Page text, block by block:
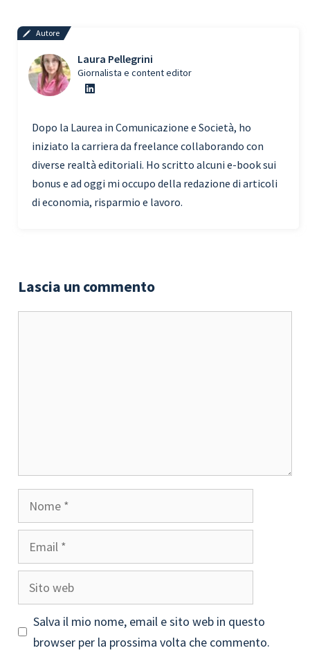
Autore
Laura Pellegrini
Giornalista e content editor
Dopo la Laurea in Comunicazione e Società, ho
iniziato la carriera da freelance collaborando con
diverse realtà editoriali. Ho scritto alcuni e-book sui
bonus e ad oggi mi occupo della redazione di articoli
di economia, risparmio e lavoro.
Lascia un commento
Sito
web
Salva il mio nome, email e sito web in questo
browser per la prossima volta che commento.